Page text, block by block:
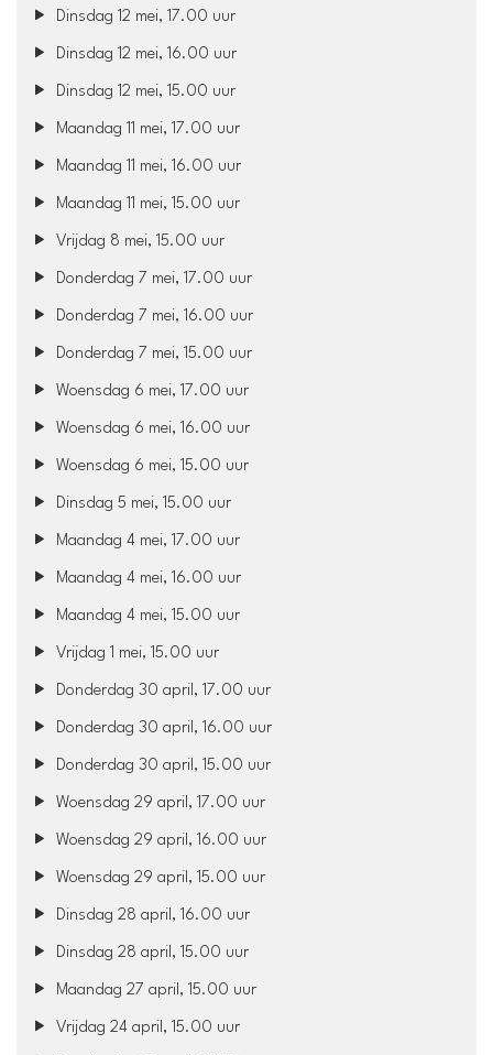
Dinsdag 12 mei, 17.00 uur
Dinsdag 12 mei, 16.00 uur
Dinsdag 12 mei, 15.00 uur
Maandag 11 mei, 17.00 uur
Maandag 11 mei, 16.00 uur
Maandag 11 mei, 15.00 uur
Vrijdag 8 mei, 15.00 uur
Donderdag 7 mei, 17.00 uur
Donderdag 7 mei, 16.00 uur
Donderdag 7 mei, 15.00 uur
Woensdag 6 mei, 17.00 uur
Woensdag 6 mei, 16.00 uur
Woensdag 6 mei, 15.00 uur
Dinsdag 5 mei, 15.00 uur
Maandag 4 mei, 17.00 uur
Maandag 4 mei, 16.00 uur
Maandag 4 mei, 15.00 uur
Vrijdag 1 mei, 15.00 uur
Donderdag 30 april, 17.00 uur
Donderdag 30 april, 16.00 uur
Donderdag 30 april, 15.00 uur
Woensdag 29 april, 17.00 uur
Woensdag 29 april, 16.00 uur
Woensdag 29 april, 15.00 uur
Dinsdag 28 april, 16.00 uur
Dinsdag 28 april, 15.00 uur
Maandag 27 april, 15.00 uur
Vrijdag 24 april, 15.00 uur